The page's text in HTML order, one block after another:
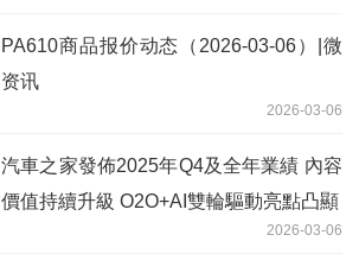
PA610商品报价动态（2026-03-06）|微
资讯
2026-03-06
汽車之家發佈2025年Q4及全年業績 內容
價值持續升級 O2O+AI雙輪驅動亮點凸顯
2026-03-06